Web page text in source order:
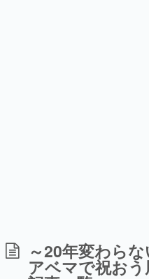
日本のモバイルゲ
ルを網羅するほか
解説を掲載。約20